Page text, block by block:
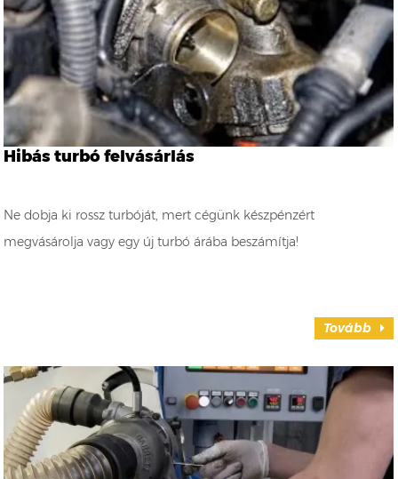
Hibás turbó felvásárlás
Ne dobja ki rossz turbóját, mert cégünk készpénzért
megvásárolja vagy egy új turbó árába beszámítja!
Tovább